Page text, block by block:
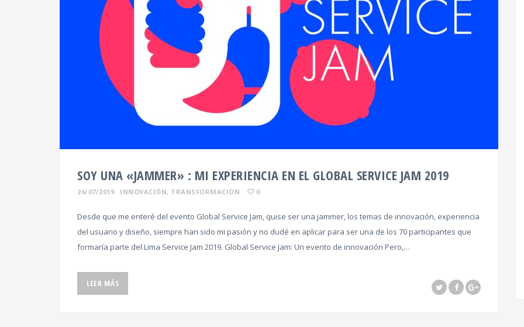
SOY UNA «JAMMER» : MI EXPERIENCIA EN EL GLOBAL SERVICE JAM 2019
26/07/2019 INNOVACIÓN, TRANSFORMACIÓN 0
Desde que me enteré del evento Global Service Jam, quise ser una jammer, los temas de innovación, experiencia
del usuario y diseño, siempre han sido mi pasión y no dudé en aplicar para ser una de los 70 participantes que
formaría parte del Lima Service Jam 2019. Global Service Jam: Un evento de innovación Pero,…
LEER MÁS